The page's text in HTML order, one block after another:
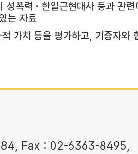
성폭력・한일근현대사 등과 관
는 자료
가치 등을 평가하고, 기증자와
Fax : 02-6363-8495,